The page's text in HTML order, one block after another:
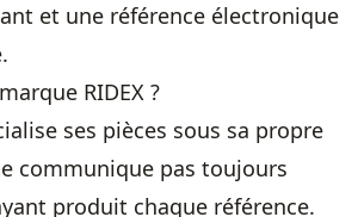
et une référence électronique
RIDEX ?
ses pièces sous sa propre
communique pas toujours
produit chaque référence.